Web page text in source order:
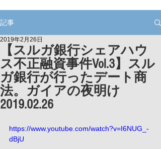
記事
【スルガ銀行シェアハウ
ス不正融資事件Vol.3】スル
ガ銀行が行ったデート商
法。ガイアの夜明け
2019.02.26
2019年2月26日
https://www.youtube.com/watch?v=I6NUG_-
dBjU